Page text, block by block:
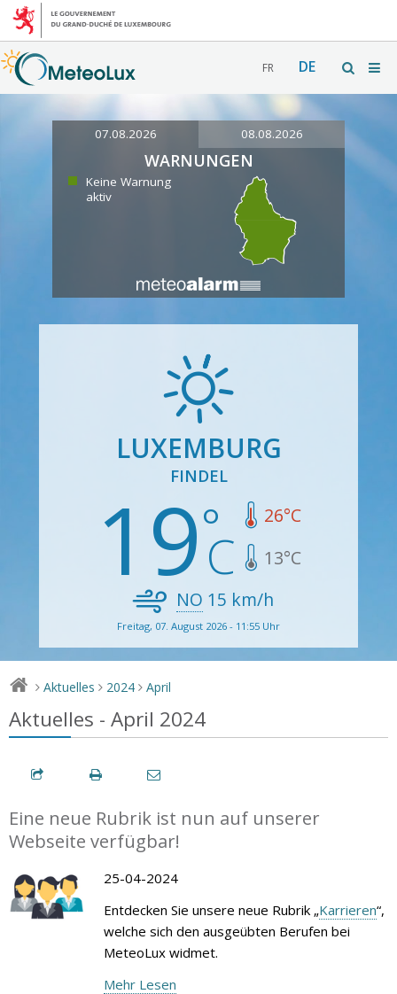
FR DE
07.08.2026 08.08.2026
WARNUNGEN
Keine Warnung
aktiv
LUXEMBURG
FINDEL
19 26°C
13°C
NO 15 km/h
Freitag, 07. August 2026 - 11:55 Uhr
> Aktuelles > 2024 > April
Aktuelles - April 2024
Eine neue Rubrik ist nun auf unserer
Webseite verfügbar!
25-04-2024
Entdecken Sie unsere neue Rubrik „Karrieren“,
welche sich den ausgeübten Berufen bei
MeteoLux widmet.
Mehr Lesen